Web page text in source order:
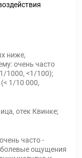
ниже,
очень часто
1000, <1/100);
1/10 000,
отек Квинке;
очень часто -
болевые ощущения